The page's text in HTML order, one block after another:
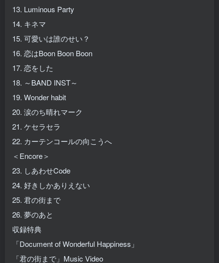
13. Luminous Party
14. キネマ
15. 可愛いは誰のせい？
16. 恋はBoon Boon Boon
17. 恋をした
18. ～BAND INST～
19. Wonder habit
20. 涙のち晴れマーク
21. ケセラセラ
22. カーテンコールの向こうへ
＜Encore＞
23. しあわせCode
24. 好きしかありえない
25. 君の街まで
26. 夢のあと
収録特典
「Document of Wonderful Happiness」
「君の街まで」Music Video